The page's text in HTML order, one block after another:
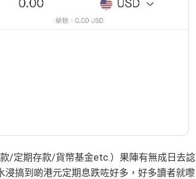
/定期存款/貨幣基金etc.）果陣有無成日去諗
搞到啲港元定期息跌咗好多，好多讀者就嚟